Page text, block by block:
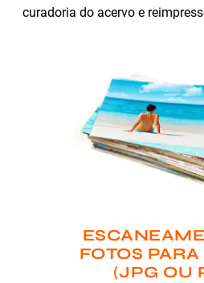
curadoria do acervo e
FOTOS
(JPG OU